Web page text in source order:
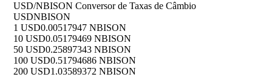
USD/NBISON Conversor de Taxas de Câmbio
USDNBISON
1 USD0.00517947 NBISON
10 USD0.05179469 NBISON
50 USD0.25897343 NBISON
100 USD0.51794686 NBISON
200 USD1.03589372 NBISON